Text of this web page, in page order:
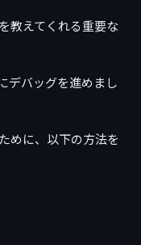
教えてくれる重要な
デバッグを進めまし
めに、以下の方法を